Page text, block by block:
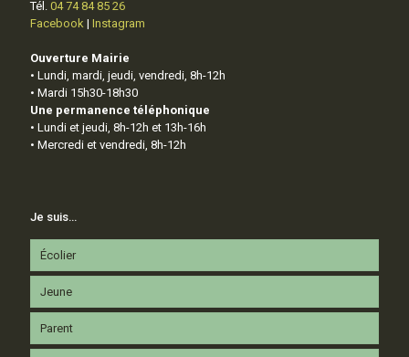
Tél. 04 74 84 85 26
Facebook | Instagram
Ouverture Mairie
• Lundi, mardi, jeudi, vendredi, 8h-12h
• Mardi 15h30-18h30
Une permanence téléphonique
• Lundi et jeudi, 8h-12h et 13h-16h
• Mercredi et vendredi, 8h-12h
Je suis…
Écolier
Jeune
Parent